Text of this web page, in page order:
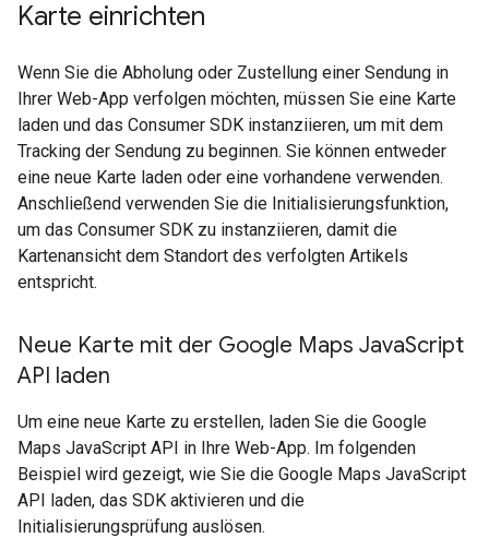
Karte einrichten
Wenn Sie die Abholung oder Zustellung einer Sendung in
Ihrer Web-App verfolgen möchten, müssen Sie eine Karte
laden und das Consumer SDK instanziieren, um mit dem
Tracking der Sendung zu beginnen. Sie können entweder
eine neue Karte laden oder eine vorhandene verwenden.
Anschließend verwenden Sie die Initialisierungsfunktion,
um das Consumer SDK zu instanziieren, damit die
Kartenansicht dem Standort des verfolgten Artikels
entspricht.
Neue Karte mit der Google Maps JavaScript
API laden
Um eine neue Karte zu erstellen, laden Sie die Google
Maps JavaScript API in Ihre Web-App. Im folgenden
Beispiel wird gezeigt, wie Sie die Google Maps JavaScript
API laden, das SDK aktivieren und die
Initialisierungsprüfung auslösen.